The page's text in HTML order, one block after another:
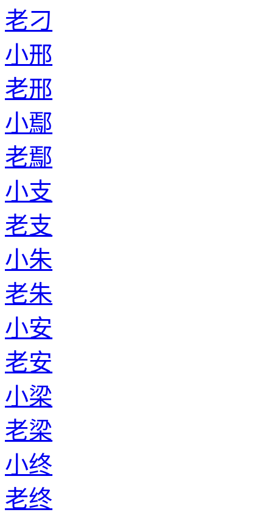
老刁
小邢
老邢
小鄢
老鄢
小支
老支
小朱
老朱
小安
老安
小梁
老梁
小终
老终